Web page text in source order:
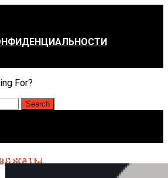
For?
И ГАДЖЕТЫ